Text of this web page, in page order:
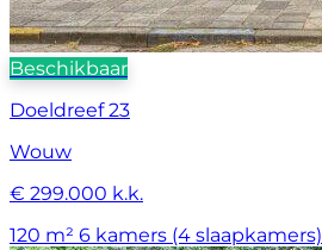
Beschikbaar
Doeldreef 23
Wouw
€ 299.000 k.k.
120 m² 6 kamers (4 slaapkamers)